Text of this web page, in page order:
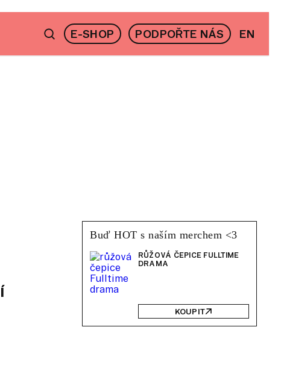
E-SHOP PODPOŘTE NÁS EN
Buď HOT s naším merchem <3
RŮŽOVÁ ČEPICE FULLTIME
DRAMA
KOUPIT